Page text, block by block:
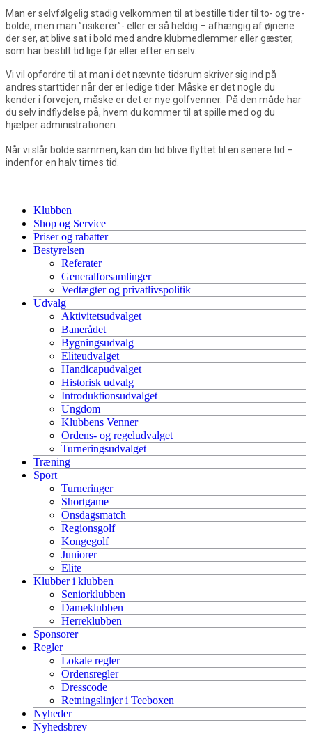
Man er selvfølgelig stadig velkommen til at bestille tider til to- og tre-
bolde, men man ”risikerer”- eller er så heldig – afhængig af øjnene
der ser, at blive sat i bold med andre klubmedlemmer eller gæster,
som har bestilt tid lige før eller efter en selv.
Vi vil opfordre til at man i det nævnte tidsrum skriver sig ind på
andres starttider når der er ledige tider. Måske er det nogle du
kender i forvejen, måske er det er nye golfvenner. På den måde har
du selv indflydelse på, hvem du kommer til at spille med og du
hjælper administrationen.
Når vi slår bolde sammen, kan din tid blive flyttet til en senere tid –
indenfor en halv times tid.
Klubben
Shop og Service
Priser og rabatter
Bestyrelsen
Referater
Generalforsamlinger
Vedtægter og privatlivspolitik
Udvalg
Aktivitetsudvalget
Banerådet
Bygningsudvalg
Eliteudvalget
Handicapudvalget
Historisk udvalg
Introduktionsudvalget
Ungdom
Klubbens Venner
Ordens- og regeludvalget
Turneringsudvalget
Træning
Sport
Turneringer
Shortgame
Onsdagsmatch
Regionsgolf
Kongegolf
Juniorer
Elite
Klubber i klubben
Seniorklubben
Dameklubben
Herreklubben
Sponsorer
Regler
Lokale regler
Ordensregler
Dresscode
Retningslinjer i Teeboxen
Nyheder
Nyhedsbrev